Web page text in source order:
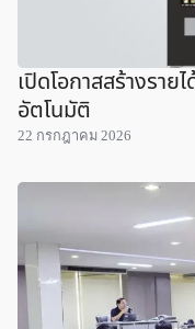
เปิดโอกาสสร้างรา
อัตโนมัติ
22 กรกฎาคม 2026